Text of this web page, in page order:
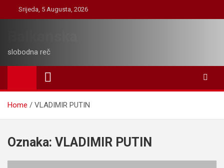
to
Srijeda, 5 Augusta, 2026
slobodna reč
Home VLADIMIR PUTIN
Oznaka: VLADIMIR PUTIN